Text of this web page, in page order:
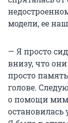
модели, ее
— Я просто
внизу, что
просто
голове.
о помощи